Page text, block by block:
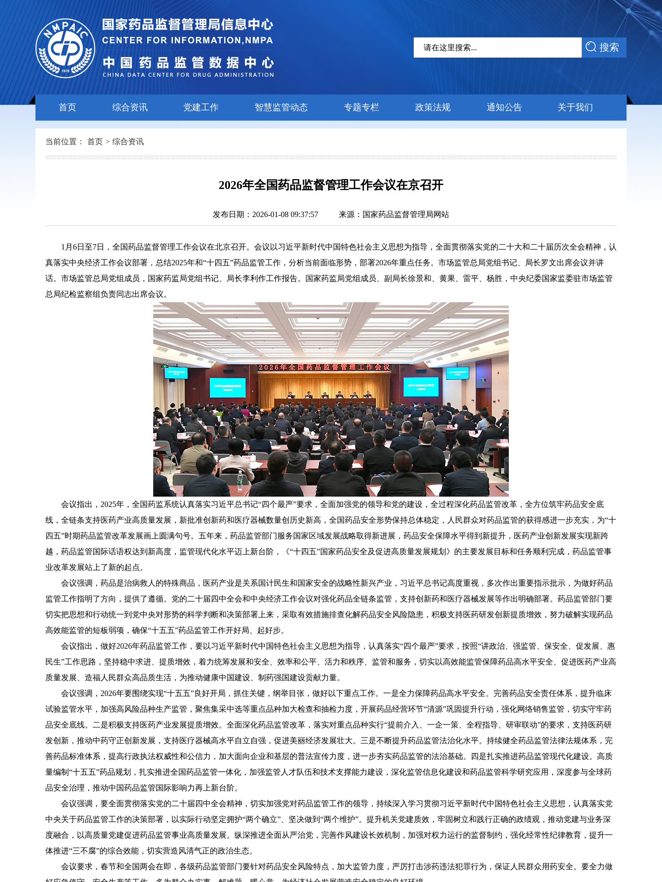
搜索
首页 综合资讯 党建工作 智慧监管动态 专题专栏 政策法规 通知公告 关于我们
当前位置： 首页 > 综合资讯
2026年全国药品监督管理工作会议在京召开
发布日期：2026-01-08 09:37:57 来源：国家药品监督管理局网站
1月6日至7日，全国药品监督管理工作会议在北京召开。会议以习近平新时代中国特色社会主义思想为指导，全面贯彻落实党的二十大和二十届历次全会精神，认
真落实中央经济工作会议部署，总结2025年和“十四五”药品监管工作，分析当前面临形势，部署2026年重点任务。市场监管总局党组书记、局长罗文出席会议并讲
话。市场监管总局党组成员，国家药监局党组书记、局长李利作工作报告。国家药监局党组成员、副局长徐景和、黄果、雷平、杨胜，中央纪委国家监委驻市场监管
总局纪检监察组负责同志出席会议。
会议指出，2025年，全国药监系统认真落实习近平总书记“四个最严”要求，全面加强党的领导和党的建设，全过程深化药品监管改革，全方位筑牢药品安全底
线，全链条支持医药产业高质量发展，新批准创新药和医疗器械数量创历史新高，全国药品安全形势保持总体稳定，人民群众对药品监管的获得感进一步充实，为“十
四五”时期药品监管改革发展画上圆满句号。五年来，药品监管部门服务国家区域发展战略取得新进展，药品安全保障水平得到新提升，医药产业创新发展实现新跨
越，药品监管国际话语权达到新高度，监管现代化水平迈上新台阶，《“十四五”国家药品安全及促进高质量发展规划》的主要发展目标和任务顺利完成，药品监管事
业改革发展站上了新的起点。
会议强调，药品是治病救人的特殊商品，医药产业是关系国计民生和国家安全的战略性新兴产业，习近平总书记高度重视，多次作出重要指示批示，为做好药品
监管工作指明了方向，提供了遵循。党的二十届四中全会和中央经济工作会议对强化药品全链条监管，支持创新药和医疗器械发展等作出明确部署。药品监管部门要
切实把思想和行动统一到党中央对形势的科学判断和决策部署上来，采取有效措施排查化解药品安全风险隐患，积极支持医药研发创新提质增效，努力破解实现药品
高效能监管的短板弱项，确保“十五五”药品监管工作开好局、起好步。
会议指出，做好2026年药品监管工作，要以习近平新时代中国特色社会主义思想为指导，认真落实“四个最严”要求，按照“讲政治、强监管、保安全、促发展、惠
民生”工作思路，坚持稳中求进、提质增效，着力统筹发展和安全、效率和公平、活力和秩序、监管和服务，切实以高效能监管保障药品高水平安全、促进医药产业高
质量发展、造福人民群众高品质生活，为推动健康中国建设、制药强国建设贡献力量。
会议强调，2026年要围绕实现“十五五”良好开局，抓住关键，纲举目张，做好以下重点工作。一是全力保障药品高水平安全。完善药品安全责任体系，提升临床
试验监管水平，加强高风险品种生产监管，聚焦集采中选等重点品种加大检查和抽检力度，开展药品经营环节“清源”巩固提升行动，强化网络销售监管，切实守牢药
品安全底线。二是积极支持医药产业发展提质增效。全面深化药品监管改革，落实对重点品种实行“提前介入、一企一策、全程指导、研审联动”的要求，支持医药研
发创新，推动中药守正创新发展，支持医疗器械高水平自立自强，促进美丽经济发展壮大。三是不断提升药品监管法治化水平。持续健全药品监管法律法规体系，完
善药品标准体系，提高行政执法权威性和公信力，加大面向企业和基层的普法宣传力度，进一步夯实药品监管的法治基础。四是扎实推进药品监管现代化建设。高质
量编制“十五五”药品规划，扎实推进全国药品监管一体化，加强监管人才队伍和技术支撑能力建设，深化监管信息化建设和药品监管科学研究应用，深度参与全球药
品安全治理，推动中国药品监管国际影响力再上新台阶。
会议强调，要全面贯彻落实党的二十届四中全会精神，切实加强党对药品监管工作的领导，持续深入学习贯彻习近平新时代中国特色社会主义思想，认真落实党
中央关于药品监管工作的决策部署，以实际行动坚定拥护“两个确立”、坚决做到“两个维护”。提升机关党建质效，牢固树立和践行正确的政绩观，推动党建与业务深
度融合，以高质量党建促进药品监管事业高质量发展。纵深推进全面从严治党，完善作风建设长效机制，加强对权力运行的监督制约，强化经常性纪律教育，提升一
体推进“三不腐”的综合效能，切实营造风清气正的政治生态。
会议要求，春节和全国两会在即，各级药品监管部门要针对药品安全风险特点，加大监管力度，严厉打击涉药违法犯罪行为，保证人民群众用药安全。要全力做